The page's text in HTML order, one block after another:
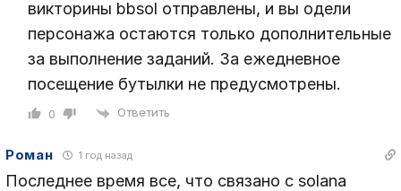
викторины bbsol отправлены, и вы одели
персонажа остаются только дополнительные
за выполнение заданий. За ежедневное
посещение бутылки не предусмотрены.
0 Ответить
Роман 1 год назад
Последнее время все, что связано с solana